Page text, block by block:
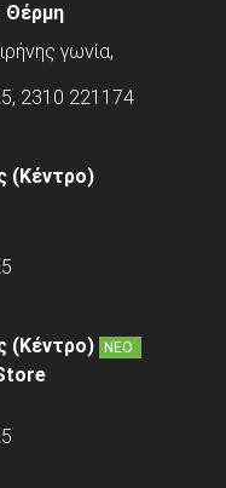
Θέρμη
γωνία,
2310 221174
(Κέντρο)
(Κέντρο) ΝΕΟ